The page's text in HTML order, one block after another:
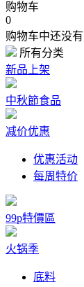
购物车
0
购物车中还没
所有分类
新品上架
中秋節食品
减价优惠
优惠活动
每周特价
99p特價區
火锅季
底料